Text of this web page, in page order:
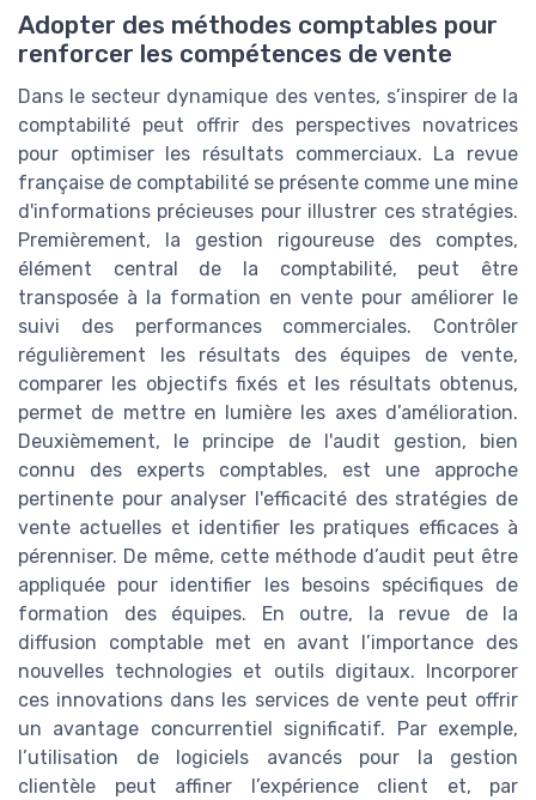
Adopter des méthodes comptables pour
renforcer les compétences de vente
Dans le secteur dynamique des ventes, s’inspirer de la
comptabilité peut offrir des perspectives novatrices
pour optimiser les résultats commerciaux. La revue
française de comptabilité se présente comme une mine
d'informations précieuses pour illustrer ces stratégies.
Premièrement, la gestion rigoureuse des comptes,
élément central de la comptabilité, peut être
transposée à la formation en vente pour améliorer le
suivi des performances commerciales. Contrôler
régulièrement les résultats des équipes de vente,
comparer les objectifs fixés et les résultats obtenus,
permet de mettre en lumière les axes d’amélioration.
Deuxièmement, le principe de l'audit gestion, bien
connu des experts comptables, est une approche
pertinente pour analyser l'efficacité des stratégies de
vente actuelles et identifier les pratiques efficaces à
pérenniser. De même, cette méthode d’audit peut être
appliquée pour identifier les besoins spécifiques de
formation des équipes. En outre, la revue de la
diffusion comptable met en avant l’importance des
nouvelles technologies et outils digitaux. Incorporer
ces innovations dans les services de vente peut offrir
un avantage concurrentiel significatif. Par exemple,
l’utilisation de logiciels avancés pour la gestion
clientèle peut affiner l’expérience client et, par